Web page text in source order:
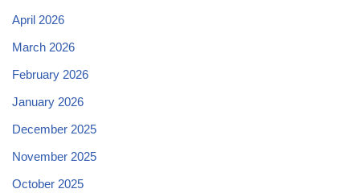
April 2026
March 2026
February 2026
January 2026
December 2025
November 2025
October 2025